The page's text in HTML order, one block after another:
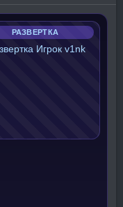
РАЗВЕРТКА